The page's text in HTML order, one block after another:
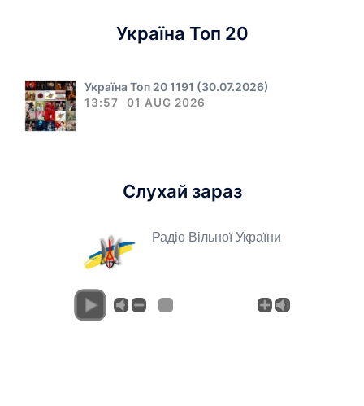
Україна Топ 20
Україна Топ 20 1191 (30.07.2026)
13:57 01 AUG 2026
Слухай зараз
Радіо Вільної України